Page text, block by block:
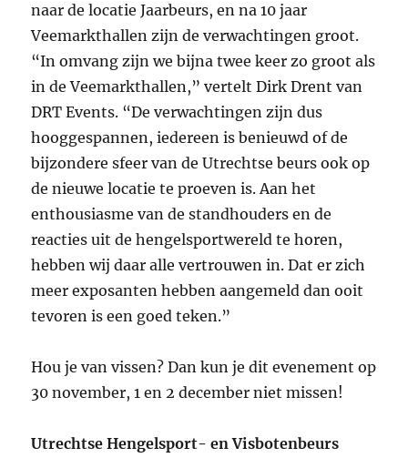
naar de locatie Jaarbeurs, en na 10 jaar
Veemarkthallen zijn de verwachtingen groot.
“In omvang zijn we bijna twee keer zo groot als
in de Veemarkthallen,” vertelt Dirk Drent van
DRT Events. “De verwachtingen zijn dus
hooggespannen, iedereen is benieuwd of de
bijzondere sfeer van de Utrechtse beurs ook op
de nieuwe locatie te proeven is. Aan het
enthousiasme van de standhouders en de
reacties uit de hengelsportwereld te horen,
hebben wij daar alle vertrouwen in. Dat er zich
meer exposanten hebben aangemeld dan ooit
tevoren is een goed teken.”
Hou je van vissen? Dan kun je dit evenement op
30 november, 1 en 2 december niet missen!
Utrechtse Hengelsport- en Visbotenbeurs